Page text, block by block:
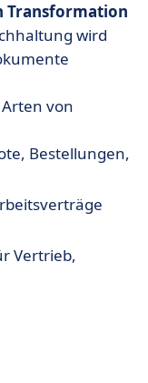
Transformation
wird
von
Bestellungen,
Vertrieb,